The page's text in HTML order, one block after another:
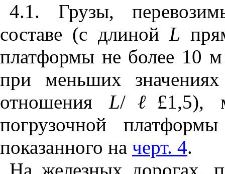
4.1. Грузы,
составе (с длиной L
платформы не более 10
при меньших
отношенияL/ ℓ £1,5),
погрузочной
показанного на черт. 4.